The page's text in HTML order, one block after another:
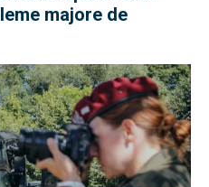
majore de